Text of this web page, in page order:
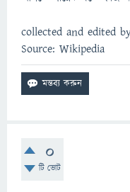
collected and edited
Source: Wikipedia
0
টি ভোট